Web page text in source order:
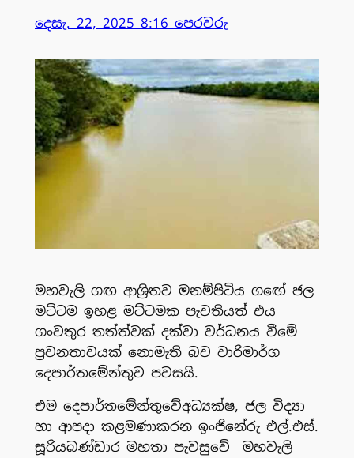
දෙසැ. 22, 2025 8:16 පෙරවරු
මහවැලි ගඟ ආශ්‍රිතව මනම්පිටිය ගඟේ ජල
මට්ටම ඉහළ මට්ටමක පැවතියත් එය
ගංවතුර තත්ත්වක් දක්වා වර්ධනය වීමේ
ප්‍රවනතාවයක් නොමැති බව වාරිමාර්ග
දෙපාර්තමේන්තුව පවසයි.
එම දෙපාර්තමේන්තුවේඅධ්‍යක්ෂ, ජල විද්‍යා
හා ආපදා කළමණාකරන ඉංජිනේරු එල්.එස්.
සූරියබණ්ඩාර මහතා පැවසුවේ මහවැලි